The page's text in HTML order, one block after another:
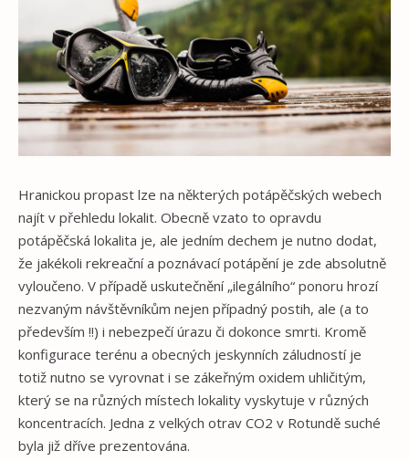
Hranickou propast lze na některých potápěčských webech
najít v přehledu lokalit. Obecně vzato to opravdu
potápěčská lokalita je, ale jedním dechem je nutno dodat,
že jakékoli rekreační a poznávací potápění je zde absolutně
vyloučeno. V případě uskutečnění „ilegálního“ ponoru hrozí
nezvaným návštěvníkům nejen případný postih, ale (a to
především !!) i nebezpečí úrazu či dokonce smrti. Kromě
konfigurace terénu a obecných jeskynních záludností je
totiž nutno se vyrovnat i se zákeřným oxidem uhličitým,
který se na různých místech lokality vyskytuje v různých
koncentracích. Jedna z velkých otrav CO2 v Rotundě suché
byla již dříve prezentována.